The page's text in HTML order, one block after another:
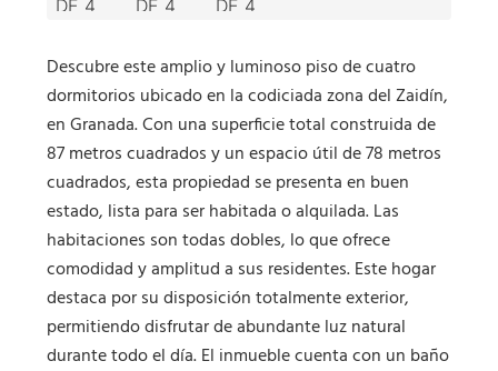
Descubre este amplio y luminoso piso de cuatro
dormitorios ubicado en la codiciada zona del Zaidín,
en Granada. Con una superficie total construida de
87 metros cuadrados y un espacio útil de 78 metros
cuadrados, esta propiedad se presenta en buen
estado, lista para ser habitada o alquilada. Las
habitaciones son todas dobles, lo que ofrece
comodidad y amplitud a sus residentes. Este hogar
destaca por su disposición totalmente exterior,
permitiendo disfrutar de abundante luz natural
durante todo el día. El inmueble cuenta con un baño